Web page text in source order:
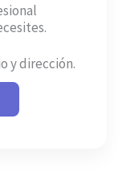
y dirección.